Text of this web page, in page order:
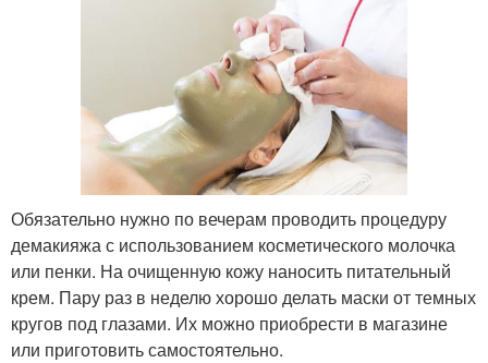
Обязательно нужно по вечерам проводить процедуру
демакияжа с использованием косметического молочка
или пенки. На очищенную кожу наносить питательный
крем. Пару раз в неделю хорошо делать маски от темных
кругов под глазами. Их можно приобрести в магазине
или приготовить самостоятельно.